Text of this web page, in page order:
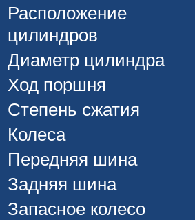
Расположение
цилиндров
Диаметр цилиндра
Ход поршня
Степень сжатия
Колеса
Передняя шина
Задняя шина
Запасное колесо